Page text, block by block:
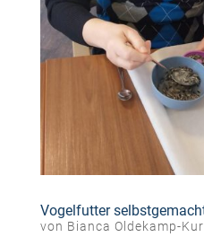
Vogelfutter
von Bianca Oldekamp-